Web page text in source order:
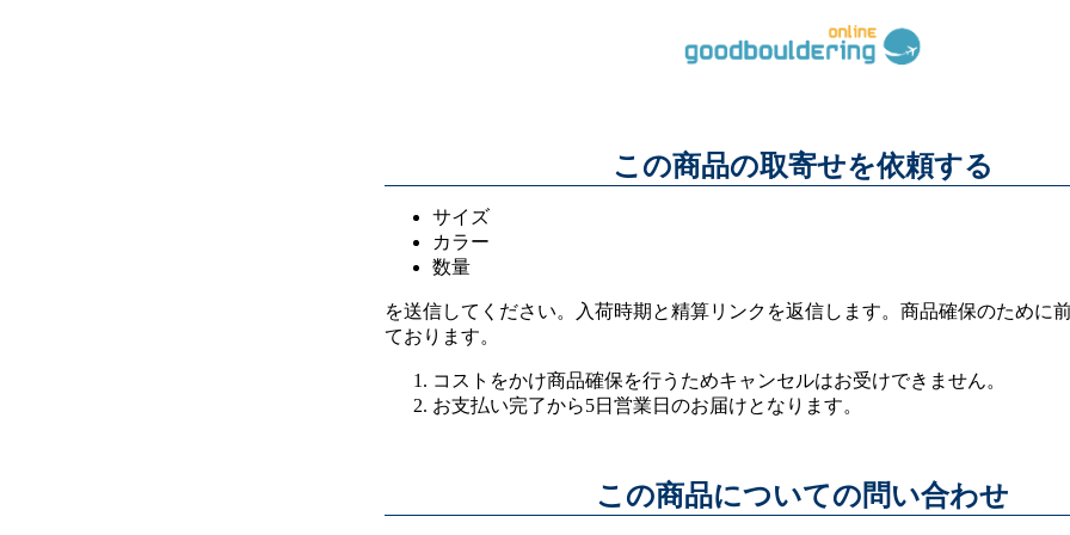
この商品の取寄せを依頼する
サイズ
カラー
数量
を送信してください。入荷時期と精算リンクを返信します。商品確保のために
ております。
コストをかけ商品確保を行うためキャンセルはお受けできません。
お支払い完了から5日営業日のお届けとなります。
この商品についての問い合わせ